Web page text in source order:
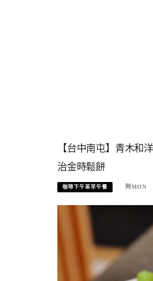
【台中南屯】青木和
治金時鬆餅
咖啡下午茶早午餐 阿MON